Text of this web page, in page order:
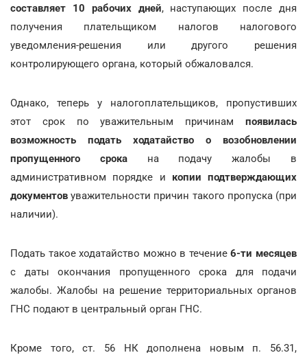
составляет 10 рабочих дней, наступающих после дня
получения плательщиком налогов налогового
уведомления-решения или другого решения
контролирующего органа, который обжаловался.
Однако, теперь у налогоплательщиков, пропустивших
этот срок по уважительным причинам появилась
возможность подать ходатайство о возобновлении
пропущенного срокана подачу жалобы в
административном порядке и копии подтверждающих
документов уважительности причин такого пропуска (при
наличии).
Подать такое ходатайство можно в течение6-ти месяцев
с даты окончания пропущенного срока для подачи
жалобы. Жалобы на решение территориальных органов
ГНС подают в центральный орган ГНС.
Кроме того, ст. 56 НК дополнена новым п. 56.31,